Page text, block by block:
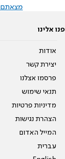
מצאתם
פנו אלינו
אודות
יצירת קשר
פרסמו אצלנו
תנאי שימוש
מדיניות פרטיות
הצהרת נגישות
המייל האדום
עברית